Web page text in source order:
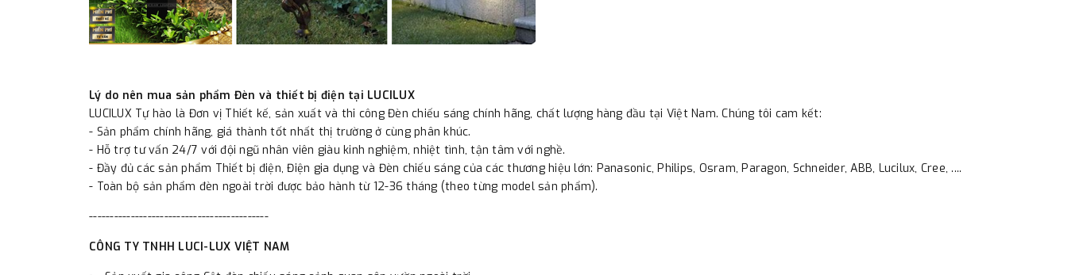
Lý do nên mua sản phẩm Đèn và thiết bị điện tại LUCILUX
LUCILUX Tự hào là Đơn vị Thiết kế, sản xuất và thi công Đèn chiếu sáng chính hãng, chất lượng hàng đầu tại Việt Nam. Chúng tôi cam kết:
- Sản phẩm chính hãng, giá thành tốt nhất thị trường ở cùng phân khúc.
- Hỗ trợ tư vấn 24/7 với đội ngũ nhân viên giàu kinh nghiệm, nhiệt tình, tận tâm với nghề.
- Đầy đủ các sản phẩm Thiết bị điện, Điện gia dụng và Đèn chiếu sáng của các thương hiệu lớn: Panasonic, Philips, Osram, Paragon, Schneider, ABB, Lucilux, Cree, ....
- Toàn bộ sản phẩm đèn ngoài trời được bảo hành từ 12-36 tháng (theo từng model sản phẩm).
-------------------------------------------
CÔNG TY TNHH LUCI-LUX VIỆT NAM